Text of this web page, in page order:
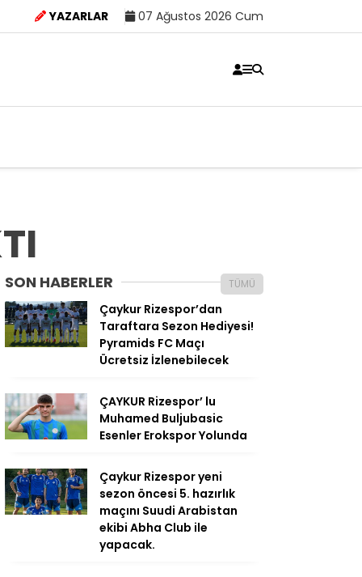
YAZARLAR 07 Ağustos 2026 Cum
SON HABERLER TÜMÜ
Çaykur Rizespor’dan
Taraftara Sezon Hediyesi!
Pyramids FC Maçı
Ücretsiz İzlenebilecek
ÇAYKUR Rizespor’ lu
Muhamed Buljubasic
Esenler Erokspor Yolunda
Çaykur Rizespor yeni
sezon öncesi 5. hazırlık
maçını Suudi Arabistan
ekibi Abha Club ile
yapacak.